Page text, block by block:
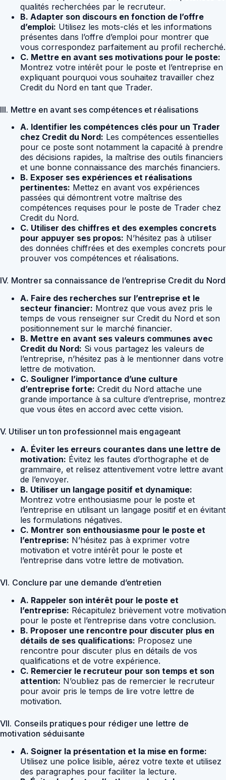
qualités recherchées par le recruteur.
B. Adapter son discours en fonction de l’offre
d’emploi: Utilisez les mots-clés et les informations
présentes dans l’offre d’emploi pour montrer que
vous correspondez parfaitement au profil recherché.
C. Mettre en avant ses motivations pour le poste:
Montrez votre intérêt pour le poste et l’entreprise en
expliquant pourquoi vous souhaitez travailler chez
Credit du Nord en tant que Trader.
III. Mettre en avant ses compétences et réalisations
A. Identifier les compétences clés pour un Trader
chez Credit du Nord: Les compétences essentielles
pour ce poste sont notamment la capacité à prendre
des décisions rapides, la maîtrise des outils financiers
et une bonne connaissance des marchés financiers.
B. Exposer ses expériences et réalisations
pertinentes: Mettez en avant vos expériences
passées qui démontrent votre maîtrise des
compétences requises pour le poste de Trader chez
Credit du Nord.
C. Utiliser des chiffres et des exemples concrets
pour appuyer ses propos: N’hésitez pas à utiliser
des données chiffrées et des exemples concrets pour
prouver vos compétences et réalisations.
IV. Montrer sa connaissance de l’entreprise Credit du Nord
A. Faire des recherches sur l’entreprise et le
secteur financier: Montrez que vous avez pris le
temps de vous renseigner sur Credit du Nord et son
positionnement sur le marché financier.
B. Mettre en avant ses valeurs communes avec
Credit du Nord: Si vous partagez les valeurs de
l’entreprise, n’hésitez pas à le mentionner dans votre
lettre de motivation.
C. Souligner l’importance d’une culture
d’entreprise forte: Credit du Nord attache une
grande importance à sa culture d’entreprise, montrez
que vous êtes en accord avec cette vision.
V. Utiliser un ton professionnel mais engageant
A. Éviter les erreurs courantes dans une lettre de
motivation: Évitez les fautes d’orthographe et de
grammaire, et relisez attentivement votre lettre avant
de l’envoyer.
B. Utiliser un langage positif et dynamique:
Montrez votre enthousiasme pour le poste et
l’entreprise en utilisant un langage positif et en évitant
les formulations négatives.
C. Montrer son enthousiasme pour le poste et
l’entreprise: N’hésitez pas à exprimer votre
motivation et votre intérêt pour le poste et
l’entreprise dans votre lettre de motivation.
VI. Conclure par une demande d’entretien
A. Rappeler son intérêt pour le poste et
l’entreprise: Récapitulez brièvement votre motivation
pour le poste et l’entreprise dans votre conclusion.
B. Proposer une rencontre pour discuter plus en
détails de ses qualifications: Proposez une
rencontre pour discuter plus en détails de vos
qualifications et de votre expérience.
C. Remercier le recruteur pour son temps et son
attention: N’oubliez pas de remercier le recruteur
pour avoir pris le temps de lire votre lettre de
motivation.
VII. Conseils pratiques pour rédiger une lettre de
motivation séduisante
A. Soigner la présentation et la mise en forme:
Utilisez une police lisible, aérez votre texte et utilisez
des paragraphes pour faciliter la lecture.